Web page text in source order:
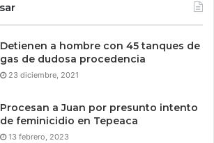
Detienen a hombre con 45 tanques de
gas de dudosa procedencia
23 diciembre, 2021
Procesan a Juan por presunto intento
de feminicidio en Tepeaca
13 febrero, 2023